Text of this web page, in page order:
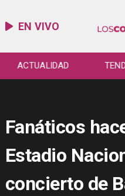
EN VIVO
ACTUALIDAD
Fanáticos
Estadio
concierto de